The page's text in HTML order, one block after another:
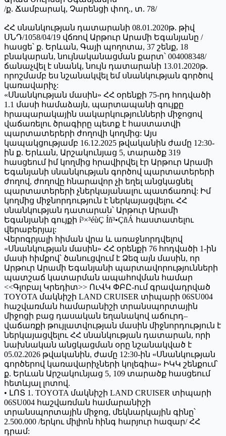
/ք. Ճամբարակ, Չարենցի փող., տ. 78/
ՀՀ սնանկության դատարանի 08.01.2020թ. թիվ
ՍՆԴ/1058/04/19 վճռով Արթուր Արամի Եգանյանը /
հասցե՝ ք. Երևան, Գայի պողոտա, 37 շենք, 18
բնակարան, նույնականացման քարտ՝ 004008348/
ճանաչվել է սնանկ, նույն դատարանի 13.01.2020թ.
որոշմամբ ես նշանակվել եմ սնանկության գործով
կառավարիչ:
«Սնանկության մասին» ՀՀ օրենքի 75-րդ հոդվածի
1.1 մասի համաձայն, պարտապանի գույքը
հրապարակային սակարկությունների միջոցով
վաճառելու ծրագիրը պետք է հաստատվի
պարտատերերի ժողովի կողմից: Այս
կապակցությամբ 16.12.2025 թվականին ժամը 12:30-
ին ք. Երևան, Արշակունյաց 5, տարածք 319
հասցեում իմ կողմից հրավիրվել էր Արթուր Արամի
Եգանյանի սնանկության գործով պարտատերերի
ժողով, ժողովը հնարավոր չի եղել անցկացնել
պարտատերերի չներկայանալու պատճառով: Իմ
կողմից միջնորդություն է ներկայացվելու ՀՀ
սնանկության դատարան՝ Արթուր Արամի
Եգանյանի գույքի í³×³éùÇ Íñ³•ÇñÁ հաստատելու
վերաբերյալ:
Վերոգրյալի հիման վրա և առաջնորդվելով
«Սնանկության մասին» ՀՀ օրենքի 76 հոդվածի 1-ին
մասի հիմքով՝ ծանուցվում է Ձեզ այն մասին, որ
Արթուր Արամի Եգանյանի պարտավորությունների
պատշաճ կատարման ապահովման համար
<<Գլոբալ Կրեդիտ>> ՈւՎԿ ՓԲԸ-ում գրավադրված
TOYOTA մակնիշի LAND CRUISER տիպարի 06SU004
հաշվառման համարանիշի տրանսպորտային
միջոցի բաց դասական եղանակով աճուրդ–
վաճառքի թույլատվության մասին միջնորդություն է
ներկայացվելու ՀՀ սնանկության դատարան, որի
նախնական անցկացման օրը նշանակված է
05.02.2026 թվականին, ժամը 12:30-ին «Սնանկության
գործերով կառավարիչների կոլեգիա» ԻԿԿ շենքում՝
ք. Երևան Արշակունյաց 5, 109 տարածք հասցեում
հետևյալ լոտով.
• ԼՈՏ 1. TOYOTA մակնիշի LAND CRUISER տիպարի
06SU004 հաշվառման համարանիշի
տրանսպորտային միջոց, մեկնարկային գինը՝
2.500.000 /երկու միլիոն հինգ հարյուր հազար/ ՀՀ
դրամ: